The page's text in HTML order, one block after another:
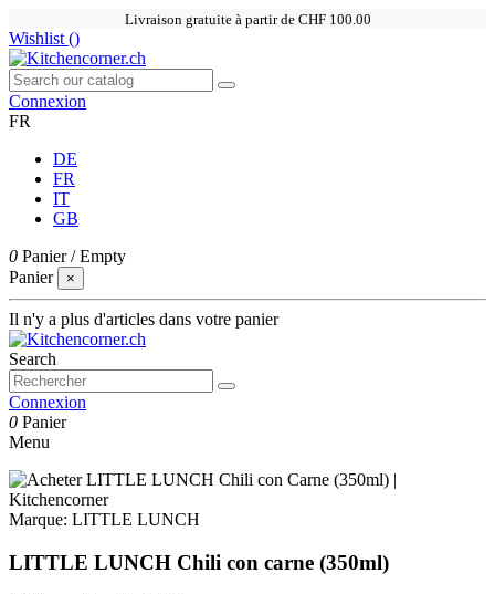
Livraison gratuite à partir de CHF 100.00
Wishlist ()
Connexion
FR
DE
FR
IT
GB
0 Panier /Empty
Panier
×
Il n'y a plus d'articles dans votre panier
Search
Connexion
0 Panier
Menu
Marque: LITTLE LUNCH
LITTLE LUNCH Chili con carne (350ml)